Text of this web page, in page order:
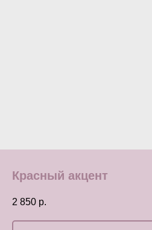
Красный акцент
2 850 р.